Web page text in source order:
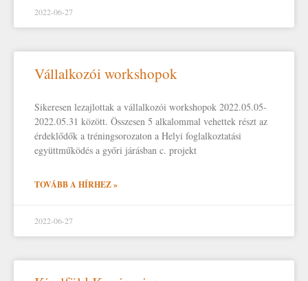
2022-06-27
Vállalkozói workshopok
Sikeresen lezajlottak a vállalkozói workshopok 2022.05.05-
2022.05.31 között. Összesen 5 alkalommal vehettek részt az
érdeklődők a tréningsorozaton a Helyi foglalkoztatási
együttműködés a győri járásban c. projekt
TOVÁBB A HÍRHEZ »
2022-06-27